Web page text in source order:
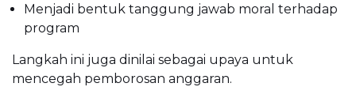
Menjadi bentuk tanggung jawab moral terhadap
program
Langkah ini juga dinilai sebagai upaya untuk
mencegah pemborosan anggaran.